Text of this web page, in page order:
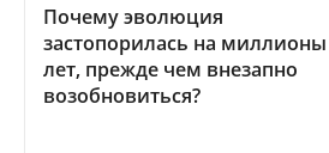
Почему эволюция
застопорилась на миллионы
лет, прежде чем внезапно
возобновиться?